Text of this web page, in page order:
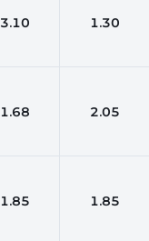
3.10 1.30
1.68 2.05
1.85 1.85